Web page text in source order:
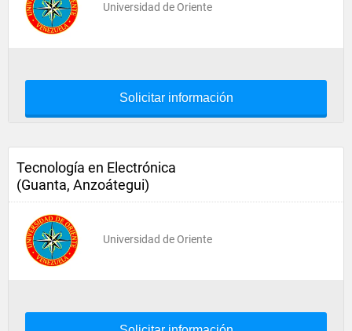
Universidad de Oriente
Solicitar información
Tecnología en Electrónica
(Guanta, Anzoátegui)
Universidad de Oriente